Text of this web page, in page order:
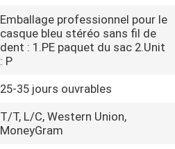
Emballage professionnel pour le
casque bleu stéréo sans fil de
dent : 1.PE paquet du sac 2.Unit
: P
25-35 jours ouvrables
T/T, L/C, Western Union,
MoneyGram